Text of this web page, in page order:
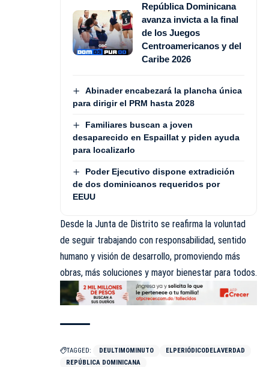
República Dominicana
avanza invicta a la final
de los Juegos
Centroamericanos y del
Caribe 2026
Abinader encabezará la plancha única
para dirigir el PRM hasta 2028
Familiares buscan a joven
desaparecido en Espaillat y piden ayuda
para localizarlo
Poder Ejecutivo dispone extradición
de dos dominicanos requeridos por
EEUU
Desde la Junta de Distrito se reafirma la voluntad
de seguir trabajando con responsabilidad, sentido
humano y visión de desarrollo, promoviendo más
obras, más soluciones y mayor bienestar para todos.
TAGGED: DEULTIMOMINUTO
ELPERIÓDICODELAVERDAD
REPÚBLICA DOMINICANA